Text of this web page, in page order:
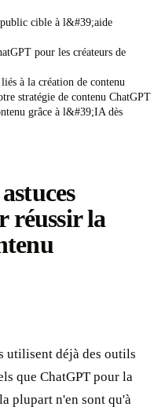
cible à l&#39;aide
pour les créateurs de
à la création de contenu
stratégie de contenu ChatGPT
grâce à l&#39;IA dès
réussir la
utilisent déjà des outils
que ChatGPT pour la
plupart n'en sont qu'à